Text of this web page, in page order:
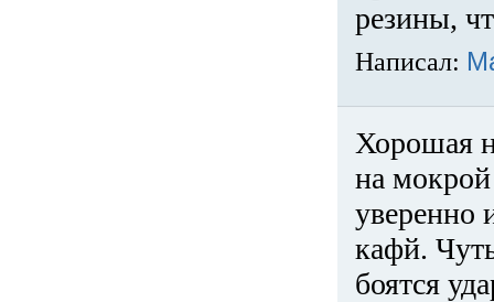
резины,
Написал:
Хорошая
на
уверенно
кафй.
боятся